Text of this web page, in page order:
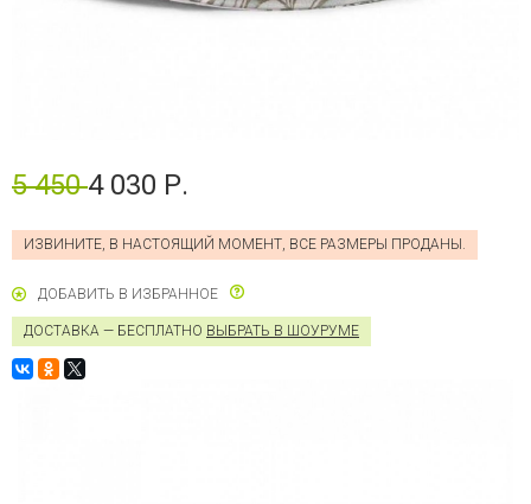
5 4504 030 Р.
ИЗВИНИТЕ, В НАСТОЯЩИЙ МОМЕНТ, ВСЕ РАЗМЕРЫ ПРОДАНЫ.
ДОБАВИТЬ В ИЗБРАННОЕ
ДОСТАВКА — БЕСПЛАТНО ВЫБРАТЬ В ШОУРУМЕ